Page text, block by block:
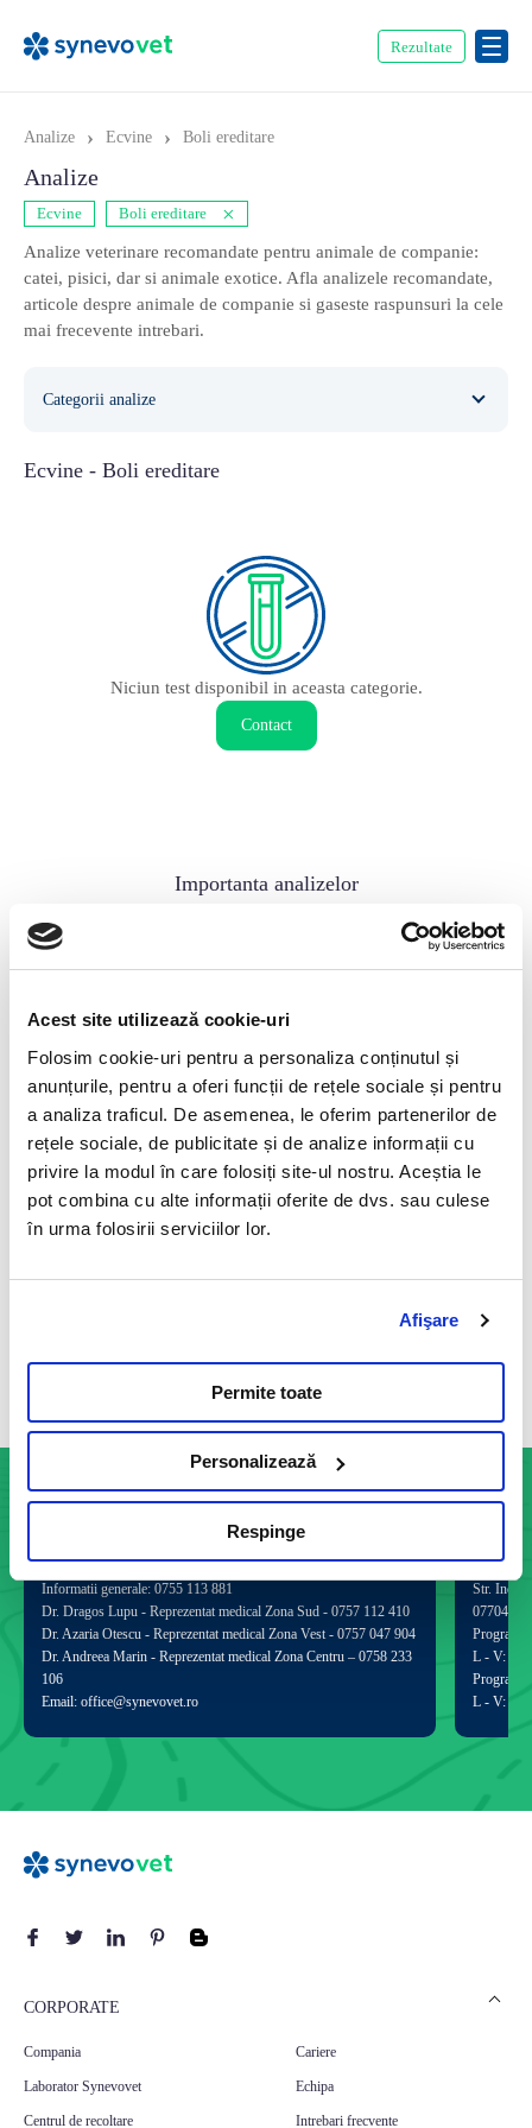
Acest site utilizează cookie-uri
Folosim cookie-uri pentru a personaliza conținutul și
anunțurile, pentru a oferi funcții de rețele sociale și pentru
a analiza traficul. De asemenea, le oferim partenerilor de
rețele sociale, de publicitate și de analize informații cu
privire la modul în care folosiți site-ul nostru. Aceștia le
pot combina cu alte informații oferite de dvs. sau culese
în urma folosirii serviciilor lor.
Afişare
Permite toate
Personalizează
Respinge
Rezultate
Analize › Ecvine › Boli ereditare
Analize
Ecvine Boli ereditare ×
Analize veterinare recomandate pentru animale de companie:
catei, pisici, dar si animale exotice. Afla analizele recomandate,
articole despre animale de companie si gaseste raspunsuri la cele
mai frecevente intrebari.
Categorii analize
Biochimie
Ecvine - Boli ereditare
Niciun test disponibil in aceasta categorie.
Contact
Importanta analizelor
Importanta analizelor
11 Mai 2023
Este un test functional endocrin specific indicat in diagnosticul
sindromului Cushing si bolii Addison, precum si in monitorizarea
tratamentului specific cu trilostan (Vetoryl®), mitotan
Vezi toate articolele
Informatii generale: 0755 113 881
Dr. Dragos Lupu - Reprezentat medical Zona Sud - 0757 112 410
Dr. Azaria Otescu - Reprezentat medical Zona Vest - 0757 047 904
Dr. Andreea Marin - Reprezentat medical Zona Centru – 0758 233
106
Email: office@synevovet.ro
Str.
077040
Program
L - V:
Program
L - V:
CORPORATE
Compania
Laborator Synevovet
Centrul de recoltare
Cariere
Echipa
Intrebari frecvente